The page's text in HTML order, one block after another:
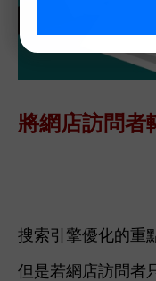
將網店訪問者
搜索引擎優化的重
但是若網店訪問者